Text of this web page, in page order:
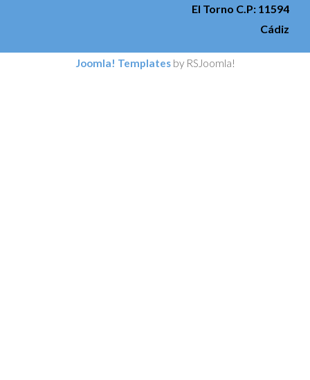
El Torno C.P: 11594
Cádiz
Joomla! Templatesby RSJoomla!